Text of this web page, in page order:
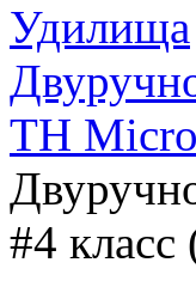
Удилища
TH
#4